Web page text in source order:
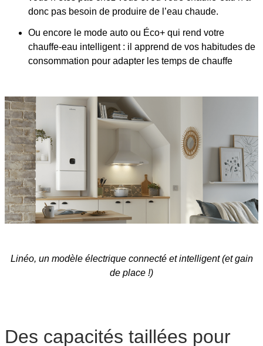
donc pas besoin de produire de l’eau chaude.
Ou encore le mode auto ou Éco+ qui rend votre
chauffe-eau intelligent : il apprend de vos habitudes de
consommation pour adapter les temps de chauffe
Linéo, un modèle électrique connecté et intelligent (et gain
de place !)
Des capacités taillées pour